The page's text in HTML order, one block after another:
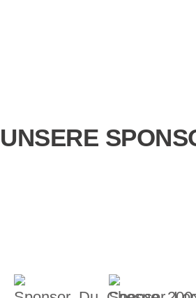
UNSERE